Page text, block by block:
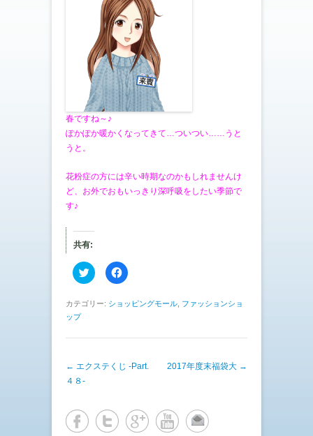
春ですね～♪
ぽかぽか暖かくなってきて…ついつい……うと
うと。
花粉症の方には辛い時期なのかもしれませんけ
ど、お外でおもいっきり深呼吸をしたい季節で
す♪
共有:
ク
リ
し
i
e
r
新
し
い
F
a
b
で
す
る
ッ
ク
し
カテゴリー: ショッピングモール ファッションショ
ップ
投稿ナビゲーション
← エクステくじ -Part.
４８-
2017年度末福袋大 →